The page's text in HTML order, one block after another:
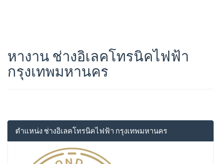
หางาน ช่างอิเลคโทรนิคไฟฟ้า
กรุงเทพมหานคร
ตำแหน่ง ช่างอิเลคโทรนิคไฟฟ้า กรุงเทพมหานคร